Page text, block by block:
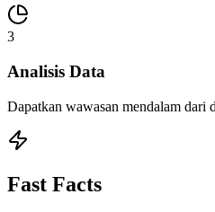
3
Analisis Data
Dapatkan wawasan mendalam dari
Fast Facts